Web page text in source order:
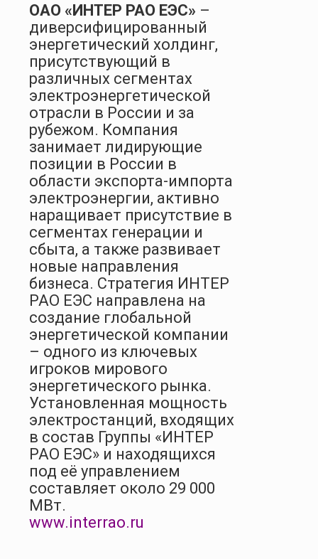
ОАО «ИНТЕР РАО ЕЭС» –
диверсифицированный
энергетический холдинг,
присутствующий в
различных сегментах
электроэнергетической
отрасли в России и за
рубежом. Компания
занимает лидирующие
позиции в России в
области экспорта-импорта
электроэнергии, активно
наращивает присутствие в
сегментах генерации и
сбыта, а также развивает
новые направления
бизнеса. Стратегия ИНТЕР
РАО ЕЭС направлена на
создание глобальной
энергетической компании
– одного из ключевых
игроков мирового
энергетического рынка.
Установленная мощность
электростанций, входящих
в состав Группы «ИНТЕР
РАО ЕЭС» и находящихся
под её управлением
составляет около 29 000
МВт.
www.interrao.ru